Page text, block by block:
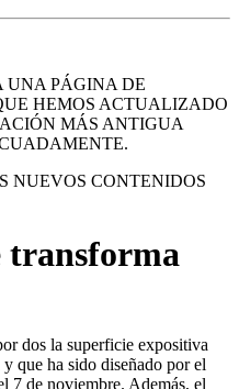
UNA PÁGINA DE
HEMOS ACTUALIZADO
MÁS ANTIGUA
NUEVOS CONTENIDOS
transforma
dos la superficie expositiva
que ha sido diseñado por el
7 de noviembre. Además, el